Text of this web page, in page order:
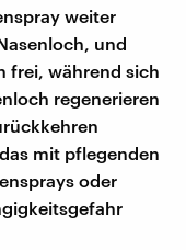
weiter
und
frei, während sich
regenerieren
mit pflegenden
oder